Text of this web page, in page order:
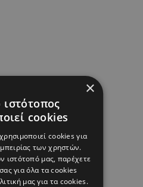
×
cookies
cookies για
των χρηστών.
ιστότοπό μας, παρέχετε
για όλα τα cookies
μας για τα cookies.